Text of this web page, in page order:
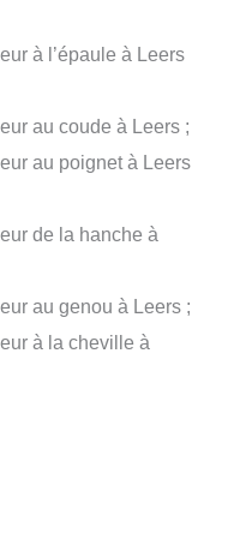
à l’épaule à Leers
au coude à Leers ;
au poignet à Leers
de la hanche à
au genou à Leers ;
à la cheville à